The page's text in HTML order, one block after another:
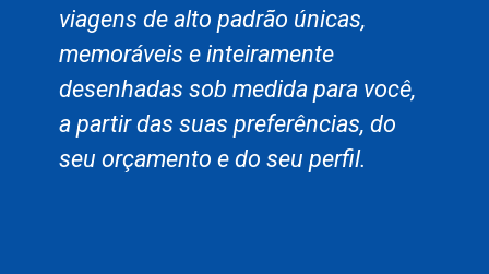
viagens de alto padrão únicas,
memoráveis e inteiramente
desenhadas sob medida para você,
a partir das suas preferências, do
seu orçamento e do seu perfil.